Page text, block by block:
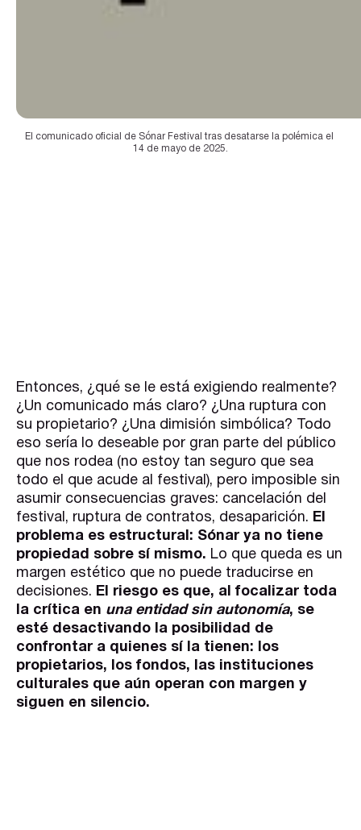
El comunicado oficial de Sónar Festival tras desatarse la polémica el
14 de mayo de 2025.
Entonces, ¿qué se le está exigiendo realmente?
¿Un comunicado más claro? ¿Una ruptura con
su propietario? ¿Una dimisión simbólica? Todo
eso sería lo deseable por gran parte del público
que nos rodea (no estoy tan seguro que sea
todo el que acude al festival), pero imposible sin
asumir consecuencias graves: cancelación del
festival, ruptura de contratos, desaparición. El
problema es estructural: Sónar ya no tiene
propiedad sobre sí mismo. Lo que queda es un
margen estético que no puede traducirse en
decisiones. El riesgo es que, al focalizar toda
la crítica en una entidad sin autonomía, se
esté desactivando la posibilidad de
confrontar a quienes sí la tienen: los
propietarios, los fondos, las instituciones
culturales que aún operan con margen y
siguen en silencio.